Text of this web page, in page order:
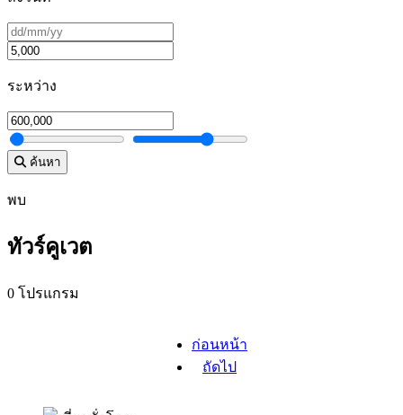
ระหว่าง
ค้นหา
พบ
ทัวร์คูเวต
0 โปรแกรม
ก่อนหน้า
ถัดไป